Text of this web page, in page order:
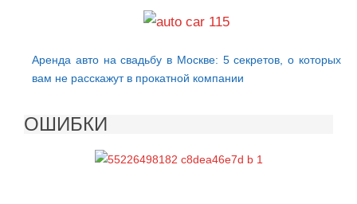
Аренда авто на свадьбу в Москве: 5 секретов, о которых
вам не расскажут в прокатной компании
ОШИБКИ